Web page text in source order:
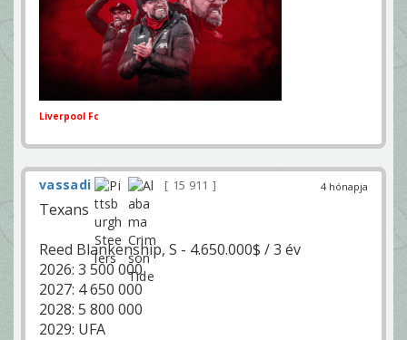
Liverpool Fc
4 hónapja
vassadi 15 911
Texans
Reed Blankenship, S - 4.650.000$ / 3 év
2026: 3 500 000
2027: 4 650 000
2028: 5 800 000
2029: UFA